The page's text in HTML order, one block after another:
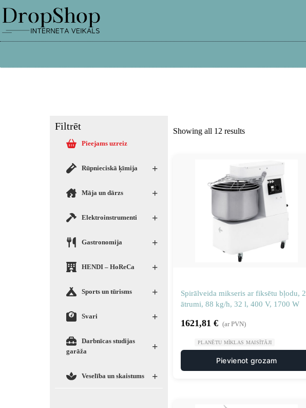
Filtrēt
Pieejams uzreiz
+
Rūpnieciskā ķīmija
+
Māja un dārzs
+
Elektroinstrumenti
+
Gastronomija
+
HENDI – HoReCa
+
Sports un tūrisms
+
Svari
+
Darbnīcas studijas
garāža
+
Veselība un skaistums
Showing all 12 results
Spirālveida mikseris ar fiksētu bļodu, 2
ātrumi, 88 kg/h, 32 l, 400 V, 1700 W
1621,81 € (ar PVN)
PLANĒTU MĪKLAS MAISĪTĀJI
Pievienot grozam